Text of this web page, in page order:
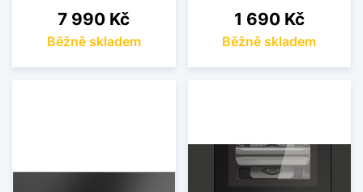
Cena
7 990 Kč
Běžně skladem
Cena
1 690 Kč
Běžně skladem